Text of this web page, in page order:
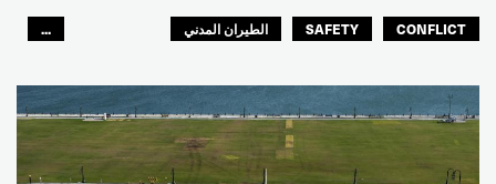
CONFLICT
SAFETY
الطيران المدني
...